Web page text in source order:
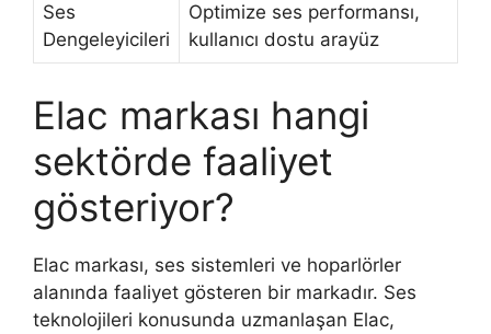
Ses
Dengeleyicileri
Optimize ses performansı,
kullanıcı dostu arayüz
Elac markası hangi
sektörde faaliyet
gösteriyor?
Elac markası, ses sistemleri ve hoparlörler
alanında faaliyet gösteren bir markadır. Ses
teknolojileri konusunda uzmanlaşan Elac,